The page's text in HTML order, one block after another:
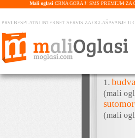
Mali oglasi CRNA GORA!!! SMS PREMIUM ZA
PRVI BESPLATNI INTERNET SERVIS ZA OGLAŠAVANJE U
1.
(mali
(mali